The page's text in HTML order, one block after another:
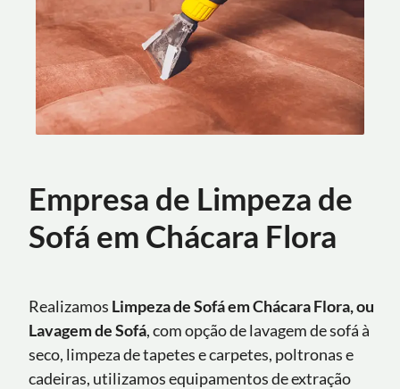
Empresa de Limpeza de
Sofá em Chácara Flora
Realizamos Limpeza de Sofá em Chácara Flora, ou
Lavagem de Sofá, com opção de lavagem de sofá à
seco, limpeza de tapetes e carpetes, poltronas e
cadeiras, utilizamos equipamentos de extração